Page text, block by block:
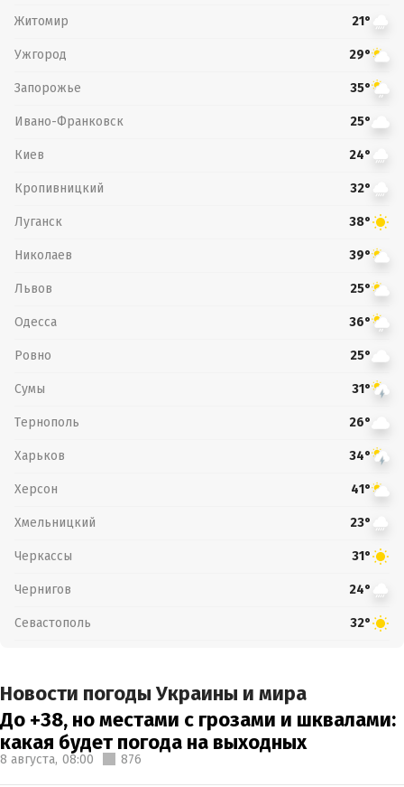
Житомир 21°
Ужгород 29°
Запорожье 35°
Ивано-Франковск 25°
Киев 24°
Кропивницкий 32°
Луганск 38°
Николаев 39°
Львов 25°
Одесса 36°
Ровно 25°
Сумы 31°
Тернополь 26°
Харьков 34°
Херсон 41°
Хмельницкий 23°
Черкассы 31°
Чернигов 24°
Севастополь 32°
Новости погоды Украины и мира
До +38, но местами с грозами и шквалами:
какая будет погода на выходных
8 августа, 08:00 876